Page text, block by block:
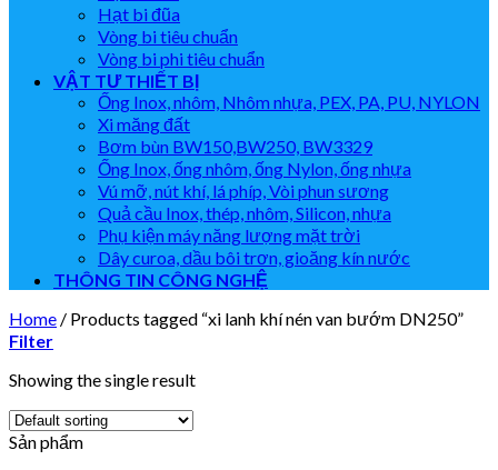
Hạt bi đũa
Vòng bi tiêu chuẩn
Vòng bi phi tiêu chuẩn
VẬT TƯ THIẾT BỊ
Ống Inox, nhôm, Nhôm nhựa, PEX, PA, PU, NYLON
Xi măng đất
Bơm bùn BW150,BW250, BW3329
Ống Inox, ống nhôm, ống Nylon, ống nhựa
Vú mỡ, nút khí, lá phíp, Vòi phun sương
Quả cầu Inox, thép, nhôm, Silicon, nhựa
Phụ kiện máy năng lượng mặt trời
Dây curoa, dầu bôi trơn, gioăng kín nước
THÔNG TIN CÔNG NGHỆ
Home / Products tagged “xi lanh khí nén van bướm DN250”
Filter
Showing the single result
Sản phẩm